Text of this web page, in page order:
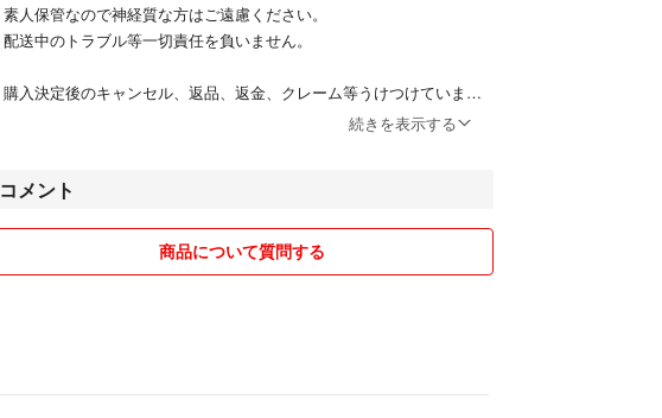
素人保管なので神経質な方はご遠慮ください。
配送中のトラブル等一切責任を負いません。
購入決定後のキャンセル、返品、返金、クレーム等うけつけていませ
基本、一番安い方法で発送致します。(物の大きさによって変わりま
配送方法等希望があれば購入前にコメントでお伝えください！追加料
金にさせていただく場合もあります。
続きを表示する
コメント
商品について質問する